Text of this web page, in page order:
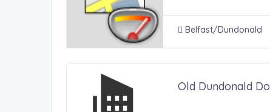
Belfast/Dundonald
Old Dundonald